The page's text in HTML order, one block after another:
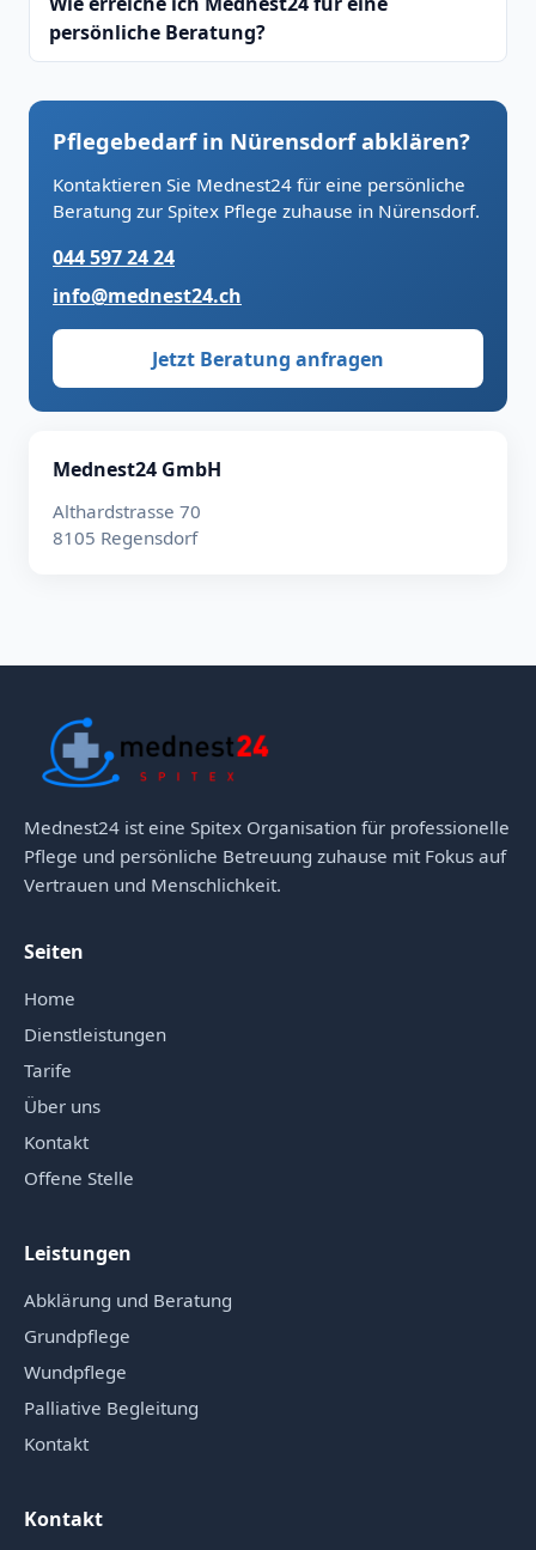
persönliche Beratung?
Pflegebedarf in Nürensdorf abklären?
Kontaktieren Sie Mednest24 für eine persönliche
Beratung zur Spitex Pflege zuhause in Nürensdorf.
044 597 24 24
info@mednest24.ch
Jetzt Beratung anfragen
Mednest24 GmbH
Althardstrasse 70
8105 Regensdorf
Mednest24 ist eine Spitex Organisation für professionelle
Pflege und persönliche Betreuung zuhause mit Fokus auf
Vertrauen und Menschlichkeit.
Seiten
Home
Dienstleistungen
Tarife
Über uns
Kontakt
Offene Stelle
Leistungen
Abklärung und Beratung
Grundpflege
Wundpflege
Palliative Begleitung
Kontakt
Kontakt